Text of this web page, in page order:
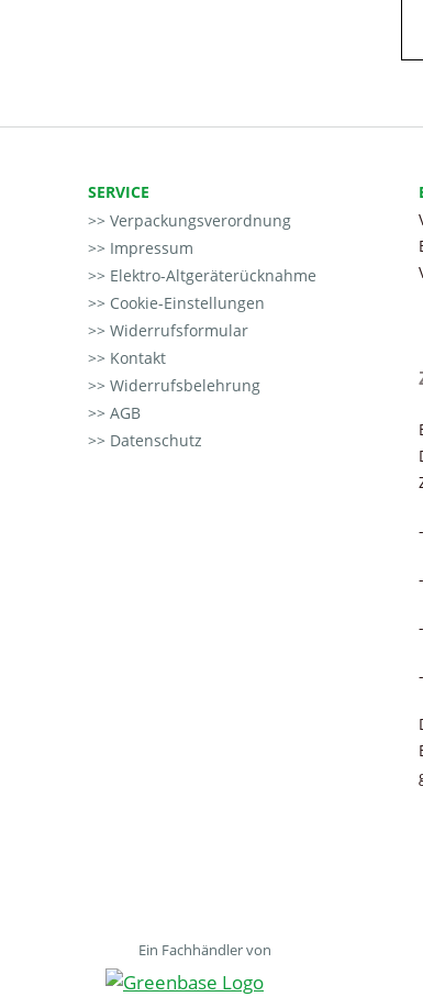
SERVICE
Verpackungsverordnung
Impressum
Elektro-Altgeräterücknahme
Cookie-Einstellungen
Widerrufsformular
Kontakt
Widerrufsbelehrung
AGB
Datenschutz
Ein Fachhändler von